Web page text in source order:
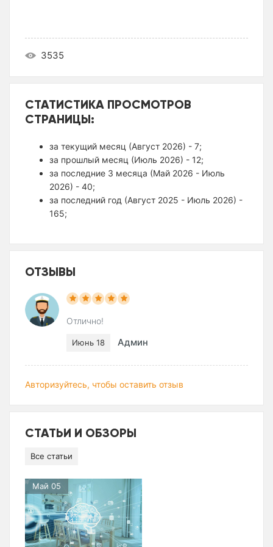
3535
СТАТИСТИКА ПРОСМОТРОВ
СТРАНИЦЫ:
за текущий месяц (Август 2026) - 7;
за прошлый месяц (Июль 2026) - 12;
за последние 3 месяца (Май 2026 - Июль
2026) - 40;
за последний год (Август 2025 - Июль 2026) -
165;
ОТЗЫВЫ
Отлично!
Июнь 18 Админ
Авторизуйтесь, чтобы оставить отзыв
СТАТЬИ И ОБЗОРЫ
Все статьи
Май 05